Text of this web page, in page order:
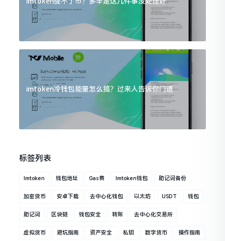
imtoken冷钱包能量怎么搞？过来人告诉你门道
标签列表
Imtoken 钱包地址 Gas费 Imtoken钱包 助记词备份
加密货币 安卓下载 去中心化钱包 以太坊 USDT 钱包
助记词 区块链 钱包安全 转账 去中心化交易所
虚拟货币 避坑指南 资产安全 私钥 数字货币 操作指南